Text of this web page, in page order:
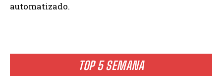
TOP 5 SEMANA
automatizado.